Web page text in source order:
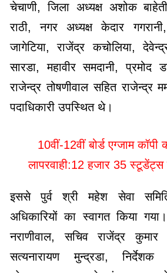
चेचाणी, जिला अध्यक्ष अशोक
राठी, नगर अध्यक्ष केदार
जागेटिया, राजेंद्र कचोलिया,
सारडा, महावीर समदानी, प्रमोद
राजेन्द्र तोषणीवाल सहित राजेन्द्र
पदाधिकारी उपस्थित थे।
10वीं-12वीं बोर्ड एग्जाम
लापरवाही:12 हजार 35 स्टूडेंट्स
इससे पुर्व श्री महेश सेवा समिति
अधिकारियों का स्वागत किया
नराणीवाल, सचिव राजेंद्र कुमार
सत्यनारायण मुन्द्रडा, निर्देशक